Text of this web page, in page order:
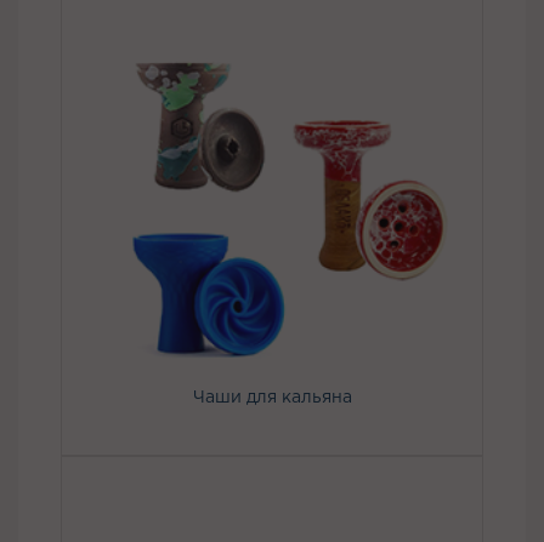
Чаши для кальяна